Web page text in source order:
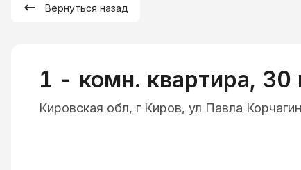
Вернуться назад
1 - комн. квартира, 30
Кировская обл, г Киров, ул Павла